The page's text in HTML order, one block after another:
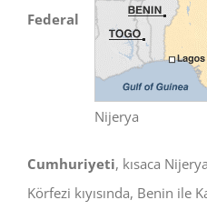
Nijerya
Federal
Cumhuriyeti, kısaca
Körfezi kıyısında, Benin ile